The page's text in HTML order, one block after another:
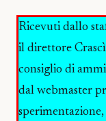
Ricevuti dallo
il direttore
consiglio di
dal webmaster